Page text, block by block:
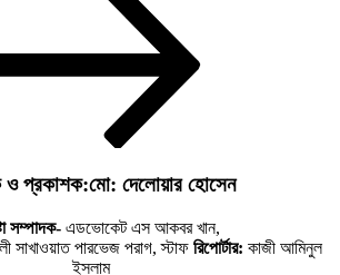
ও প্রকাশক:মো: দেলোয়ার হোসেন
সম্পাদক- এডভোকেট এস আকবর খান,
সাখাওয়াত পারভেজ পরাগ, স্টাফ রিপোর্টার: কাজী আমিনুল
ইসলাম